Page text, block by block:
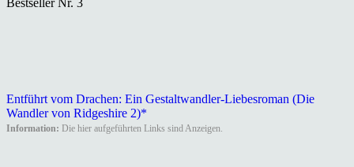
Bestseller Nr. 3
Entführt vom Drachen: Ein Gestaltwandler-Liebesroman (Die
Wandler von Ridgeshire 2)*
Information: Die hier aufgeführten Links sind Anzeigen.